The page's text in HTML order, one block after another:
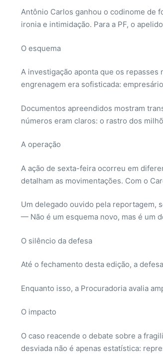
Antônio Carlos ganhou o codinome de
ironia e intimidação. Para a PF, o
O esquema
A investigação aponta que os
engrenagem era sofisticada:
Documentos apreendidos mostram
números eram claros: o rastro dos
A operação
A ação de sexta-feira ocorreu em
detalham as movimentações. Com o
Um delegado ouvido pela reportagem,
— Não é um esquema novo, mas é um
O silêncio da defesa
Até o fechamento desta edição, a
Enquanto isso, a Procuradoria avalia
O impacto
O caso reacende o debate sobre a
desviada não é apenas estatística: